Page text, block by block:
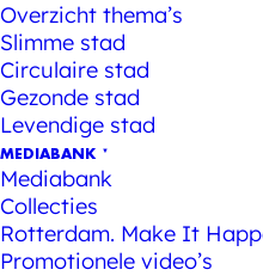
Overzicht thema’s
Slimme stad
Circulaire stad
Gezonde stad
Levendige stad
MEDIABANK
Mediabank
Collecties
Rotterdam. Make It
Promotionele video’s